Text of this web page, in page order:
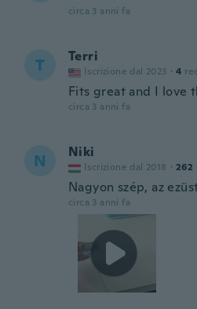
circa 3 anni fa
T Terri
Iscrizione dal 2023 · 4
Fits great and I love
circa 3 anni fa
N Niki
Iscrizione dal 2018 · 262
Nagyon szép, az
circa 3 anni fa